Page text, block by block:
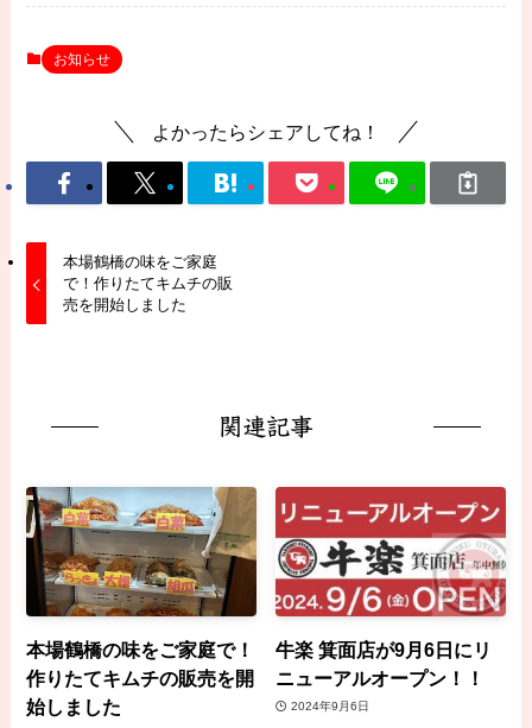
お知らせ
よかったらシェアしてね！
本場鶴橋の味をご家庭
で！作りたてキムチの販
売を開始しました
関連記事
本場鶴橋の味をご家庭で！
作りたてキムチの販売を開
始しました
牛楽 箕面店が9月6日にリ
ニューアルオープン！！
2024年9月6日